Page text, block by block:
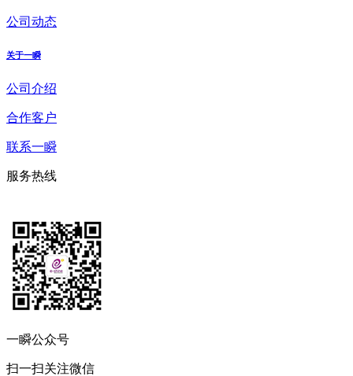
公司动态
关于一瞬
公司介绍
合作客户
联系一瞬
服务热线
一瞬公众号
扫一扫关注微信